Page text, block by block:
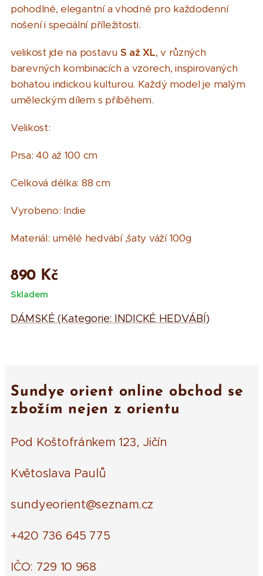
pohodlné, elegantní a vhodné pro každodenní
nošení i speciální příležitosti.
velikost jde na postavu S až XL, v různých
barevných kombinacích a vzorech, inspirovaných
bohatou indickou kulturou. Každý model je malým
uměleckým dílem s příběhem.
Velikost:
Prsa: 40 až 100 cm
Celková délka: 88 cm
Vyrobeno: Indie
Materiál: umělé hedvábí ,šaty váží 100g
890 Kč
Skladem
DÁMSKÉ (Kategorie: INDICKÉ HEDVÁBÍ)
Sundye orient online obchod se
zbožím nejen z orientu
Pod Koštofránkem 123, Jičín
Květoslava Paulů
sundyeorient@seznam.cz
+420 736 645 775
IČO: 729 10 968